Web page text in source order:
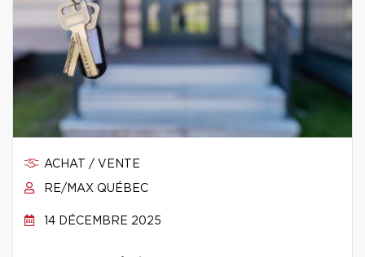
ACHAT / VENTE
RE/MAX QUÉBEC
14 DÉCEMBRE 2025